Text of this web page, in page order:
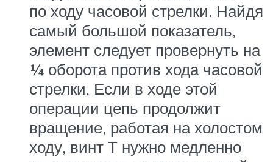
по ходу часовой стрелки. Найдя
самый большой показатель,
элемент следует провернуть на
¼ оборота против хода часовой
стрелки. Если в ходе этой
операции цепь продолжит
вращение, работая на холостом
ходу, винт Т нужно медленно